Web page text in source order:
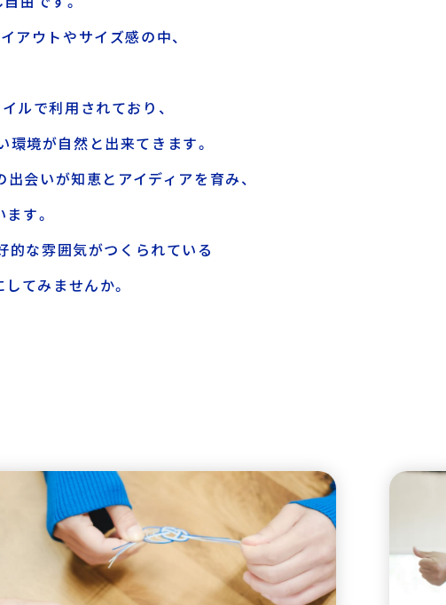
アウトやサイズ感の中、
ルで利用されており、
環境が自然と出来てきます。
会いが知恵とアイディアを育み、
す。
的な雰囲気がつくられている
てみませんか。